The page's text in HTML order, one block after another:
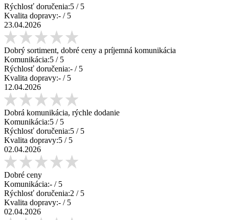
Rýchlosť doručenia:5 / 5
Kvalita dopravy:- / 5
23.04.2026
Dobrý sortiment, dobré ceny a príjemná komunikácia
Komunikácia:5 / 5
Rýchlosť doručenia:- / 5
Kvalita dopravy:- / 5
12.04.2026
Dobrá komunikácia, rýchle dodanie
Komunikácia:5 / 5
Rýchlosť doručenia:5 / 5
Kvalita dopravy:5 / 5
02.04.2026
Dobré ceny
Komunikácia:- / 5
Rýchlosť doručenia:2 / 5
Kvalita dopravy:- / 5
02.04.2026